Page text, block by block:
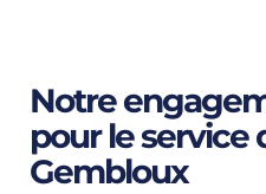
Notre
pour le service
Gembloux